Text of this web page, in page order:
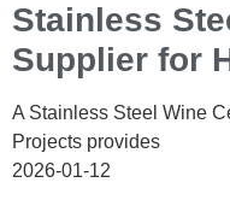
Stainless
Supplier for
A Stainless Steel Wine
Projects provides
2026-01-12